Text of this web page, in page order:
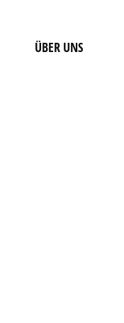
ÜBER UNS